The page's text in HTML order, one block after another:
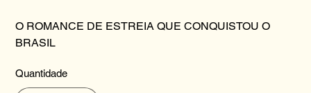
O ROMANCE DE ESTREIA QUE CONQUISTOU O
BRASIL
Quantidade